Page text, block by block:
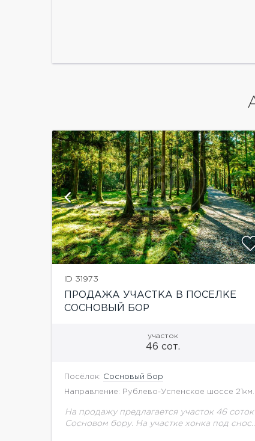
ID 31973
ПРОДАЖА УЧАСТКА В ПОСЕЛКЕ
СОСНОВЫЙ БОР
участок
46 сот.
Посёлок: Сосновый Бор
Направление: Рублево-Успенское шоссе 21км.
На продажу предлагается участок 46 соток
Сосновом бору. На участке хонка под снос.
показать ещё 12 фотографий